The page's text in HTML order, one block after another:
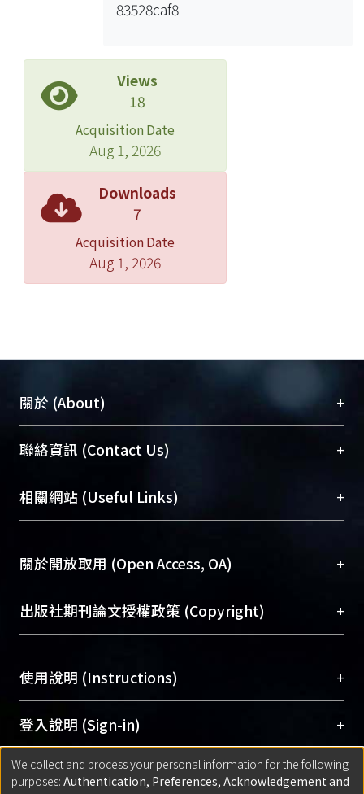
83528caf8
Views
18
Acquisition Date
Aug 1, 2026
Downloads
7
Acquisition Date
Aug 1, 2026
關於 (About) +
臺大位居世界頂尖大學之列，為永久珍藏及向國際
展現本校豐碩的研究成果及學術能量，圖書館整合
機構典藏（NTUR）與學術庫（AH）不同功能平
台，成為臺大學術典藏NTU scholars。期能整合研
成果。
To permanently archive and promote researcher
profiles and scholarly works, Library integrates the
services of “NTU Repository” with “Academic
聯絡資訊 (Contact Us) +
總館學科館員(Main Library)
醫學圖書館學科館員(Medical Library)
Sciences Library)
相關網站 (Useful Links) +
關於開放取用 (Open Access, OA) +
開放取用是從使用者角度提升資訊取用性的社會運
動，應用在學術研究上是透過將研究著作公開供使
用逐年攀升。同時可加速研究發展、提升研究影響
Archive）平台。 （點選深入了解OA）
出版社期刊論文授權政策 (Copyright) +
含部分內容的版權非匯入者所有，或由第三方贊
助與合作完成，請確認該版權所有者及第三方同
意提供此授權。
Please represent that the submission is your
original work, and that you have the right to
grant the rights to upload.
使用說明 (Instructions) +
網站簡介(Quickstart Guide)
使用手冊(Instruction Manual)
線上預約服務(Booking Service)
登入說明 (Sign-in) +
方案一：臺灣大學計算機中心帳號登入
匯入著作 (Submission) +
We collect and process your personal information for the following
purposes: Authentication, Preferences, Acknowledgement and